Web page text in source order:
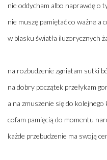
nie oddycham albo naprawdę o
nie muszę pamiętać co ważne a
w blasku światła iluzorycznych
na rozbudzenie zgniatam sutki
na dobry początek przełykam
a na zmuszenie się do kolejnego
cofam pamięcią do momentu
każde przebudzenie ma swoją